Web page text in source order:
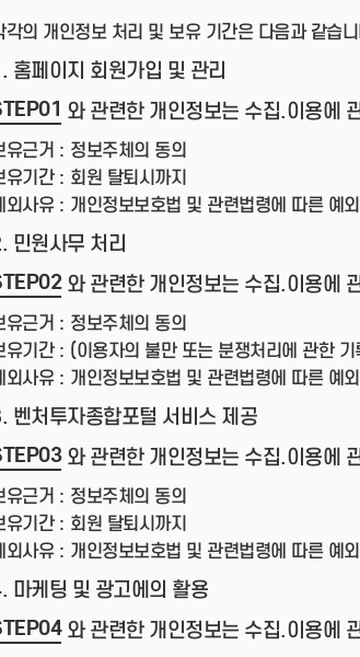
각의 개인정보 처리 및 보유 기간은 다음과 같습
홈페이지 회원가입 및 관리
와 관련한 개인정보는 수집.이용에
유근거 : 정보주체의 동의
유기간 : 회원 탈퇴시까지
외사유 : 개인정보보호법 및 관련법령에 따른 예
민원사무 처리
와 관련한 개인정보는 수집.이용에
유근거 : 정보주체의 동의
유기간 : (이용자의 불만 또는 분쟁처리에 관한
외사유 : 개인정보보호법 및 관련법령에 따른 예
벤처투자종합포털 서비스 제공
와 관련한 개인정보는 수집.이용에
유근거 : 정보주체의 동의
유기간 : 회원 탈퇴시까지
외사유 : 개인정보보호법 및 관련법령에 따른 예
마케팅 및 광고에의 활용
와 관련한 개인정보는 수집.이용에